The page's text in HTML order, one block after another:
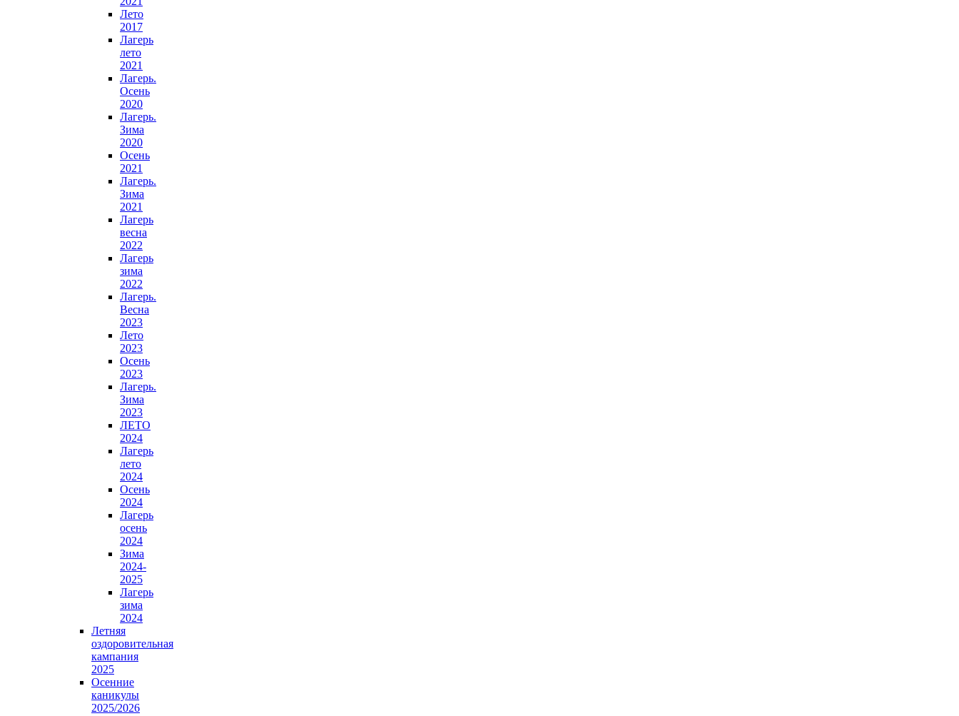
Лето
2017
Лагерь
лето
2021
Лагерь.
Осень
2020
Лагерь.
Зима
2020
Осень
2021
Лагерь.
Зима
2021
Лагерь
весна
2022
Лагерь
зима
2022
Лагерь.
Весна
2023
Лето
2023
Осень
2023
Лагерь.
Зима
2023
ЛЕТО
2024
Лагерь
лето
2024
Осень
2024
Лагерь
осень
2024
Зима
2024-
2025
Лагерь
зима
2024
Летняя
оздоровительная
кампания
2025
Осенние
каникулы
2025/2026